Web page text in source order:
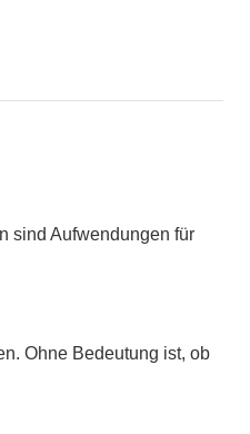
sind Aufwendungen für
Ohne Bedeutung ist, ob